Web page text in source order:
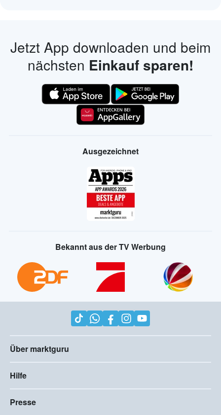
Jetzt App downloaden und beim
nächsten Einkauf sparen!
Ausgezeichnet
Bekannt aus der TV Werbung
Über marktguru
Hilfe
Presse